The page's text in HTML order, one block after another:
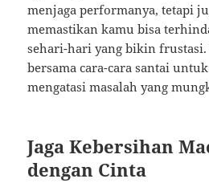
menjaga performanya, tetapi
memastikan kamu bisa
sehari-hari yang bikin frustasi.
bersama cara-cara santai
mengatasi masalah yang
Jaga Kebersihan
dengan Cinta